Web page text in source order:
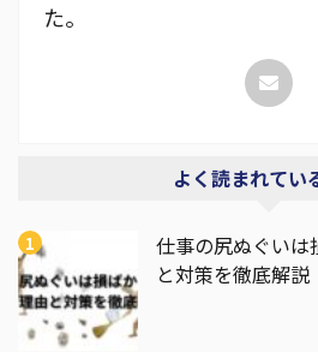
た。
よく読まれてい
仕事の尻ぬぐいは
と対策を徹底解説